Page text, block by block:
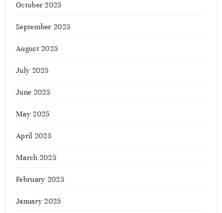
October 2025
September 2025
August 2025
July 2025
June 2025
May 2025
April 2025
March 2025
February 2025
January 2025